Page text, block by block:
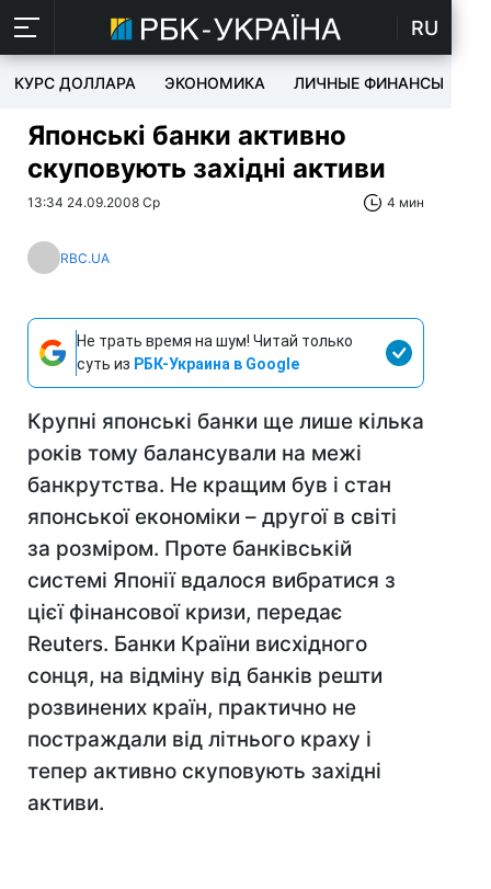
RU
КУРС ДОЛЛАРА ЭКОНОМИКА ЛИЧНЫЕ ФИНАНСЫ
Японські банки активно
скуповують західні активи
13:34 24.09.2008 Ср 4 мин
RBC.UA
Не трать время на шум! Читай только
суть из РБК-Украина в Google
Крупні японські банки ще лише кілька
років тому балансували на межі
банкрутства. Не кращим був і стан
японської економіки – другої в світі
за розміром. Проте банківській
системі Японії вдалося вибратися з
цієї фінансової кризи, передає
Reuters. Банки Країни висхідного
сонця, на відміну від банків решти
розвинених країн, практично не
постраждали від літнього краху і
тепер активно скуповують західні
активи.